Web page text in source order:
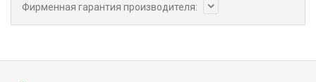
Фирменная гарантия производителя: